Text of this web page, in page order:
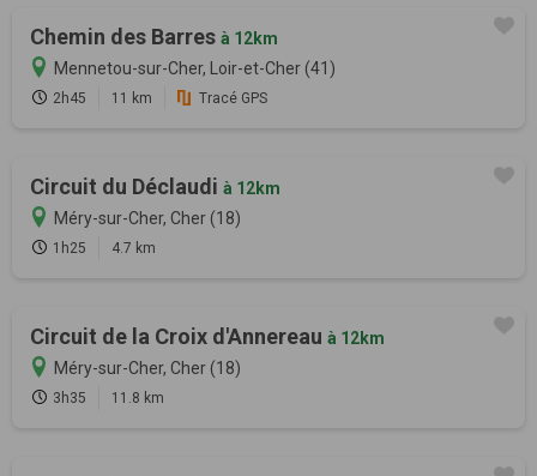
Chemin des Barres à 12km
Mennetou-sur-Cher, Loir-et-Cher (41)
2h45 11 km Tracé GPS
Circuit du Déclaudi à 12km
Méry-sur-Cher, Cher (18)
1h25 4.7 km
Circuit de la Croix d'Annereau à 12km
Méry-sur-Cher, Cher (18)
3h35 11.8 km